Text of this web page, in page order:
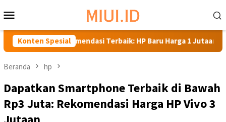
ke
kontenMobile
Konten Spesial
Rekomendasi Terbaik: HP Baru Harga 1 Jutaan
Beranda hp
Dapatkan Smartphone Terbaik di Bawah
Rp3 Juta: Rekomendasi Harga HP Vivo 3